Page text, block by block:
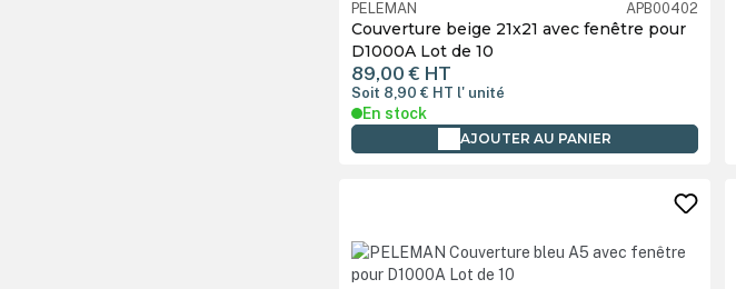
PELEMAN APB00402
Couverture beige 21x21 avec fenêtre pour
D1000A Lot de 10
89,00 € HT
Soit 8,90 € HT l' unité
En stock
AJOUTER AU PANIER